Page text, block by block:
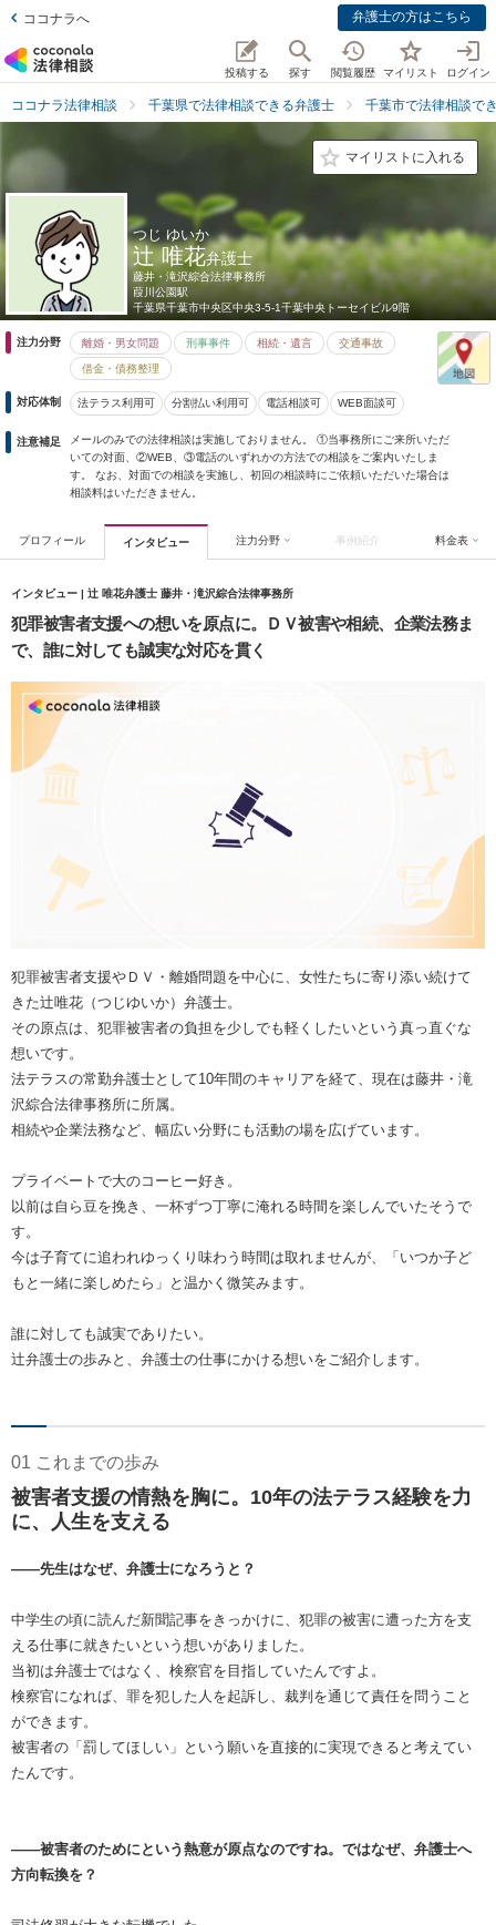
ココナラへ 弁護士の方はこちら
投稿する 探す 閲覧履歴 マイリスト ログイン
ココナラ法律相談 千葉県で法律相談できる弁護士 千葉市で法律相談で
マイリストに入れる
つじ ゆいか
辻 唯花弁護士
藤井・滝沢綜合法律事務所
葭川公園駅
千葉県千葉市中央区中央3-5-1千葉中央トーセイビル9階
注力分野 離婚・男女問題 刑事事件 相続・遺言 交通事故
借金・債務整理
対応体制 法テラス利用可 分割払い利用可 電話相談可 WEB面談可
注意補足
メールのみでの法律相談は実施しておりません。 ①当事務所にご来所いただ
いての対面、②WEB、③電話のいずれかの方法での相談をご案内いたしま
す。 なお、対面での相談を実施し、初回の相談時にご依頼いただいた場合は
相談料はいただきません。
プロフィール インタビュー 注力分野 事例紹介 料金表
インタビュー | 辻 唯花弁護士 藤井・滝沢綜合法律事務所
犯罪被害者支援への想いを原点に。ＤＶ被害や相続、企業法務ま
で、誰に対しても誠実な対応を貫く
犯罪被害者支援やＤＶ・離婚問題を中心に、女性たちに寄り添い続けて
きた辻唯花（つじゆいか）弁護士。
その原点は、犯罪被害者の負担を少しでも軽くしたいという真っ直ぐな
想いです。
法テラスの常勤弁護士として10年間のキャリアを経て、現在は藤井・滝
沢綜合法律事務所に所属。
相続や企業法務など、幅広い分野にも活動の場を広げています。
プライベートで大のコーヒー好き。
以前は自ら豆を挽き、一杯ずつ丁寧に淹れる時間を楽しんでいたそうで
す。
今は子育てに追われゆっくり味わう時間は取れませんが、「いつか子ど
もと一緒に楽しめたら」と温かく微笑みます。
誰に対しても誠実でありたい。
辻弁護士の歩みと、弁護士の仕事にかける想いをご紹介します。
01 これまでの歩み
被害者支援の情熱を胸に。10年の法テラス経験を力
に、人生を支える
――先生はなぜ、弁護士になろうと？
中学生の頃に読んだ新聞記事をきっかけに、犯罪の被害に遭った方を支
える仕事に就きたいという想いがありました。
当初は弁護士ではなく、検察官を目指していたんですよ。
検察官になれば、罪を犯した人を起訴し、裁判を通じて責任を問うこと
ができます。
被害者の「罰してほしい」という願いを直接的に実現できると考えてい
たんです。
――被害者のためにという熱意が原点なのですね。ではなぜ、弁護士へ
方向転換を？